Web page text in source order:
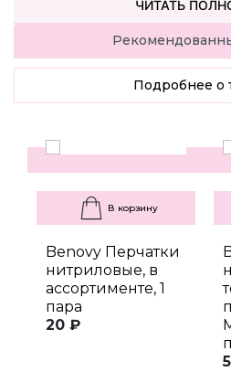
ЧИТАТЬ
Подробнее о
В корзину
Benovy Перчатки
нитриловые, в
ассортименте, 1
пара
20 ₽